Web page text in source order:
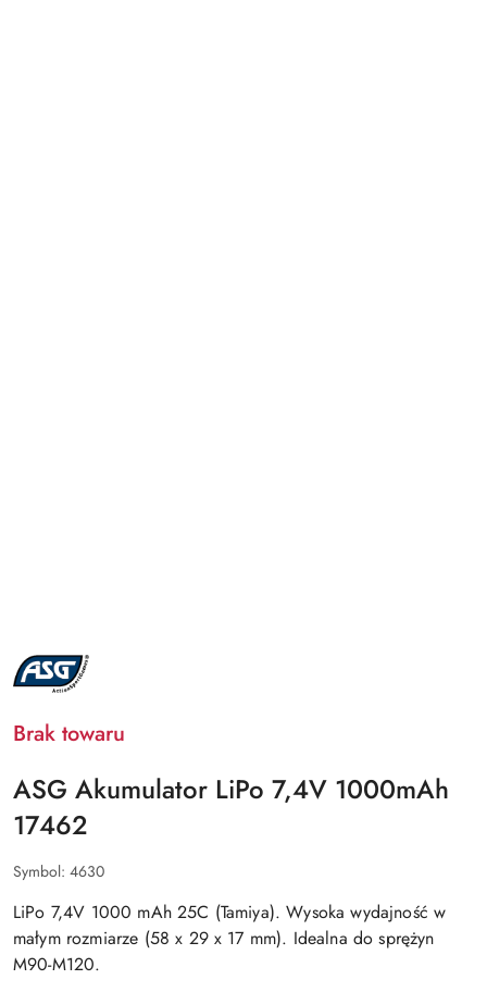
NAZWA
PRODUCENTA:
ASG
Brak towaru
ASG Akumulator LiPo 7,4V 1000mAh
17462
Symbol: 4630
LiPo 7,4V 1000 mAh 25C (Tamiya). Wysoka wydajność w
małym rozmiarze (58 x 29 x 17 mm). Idealna do sprężyn
M90-M120.